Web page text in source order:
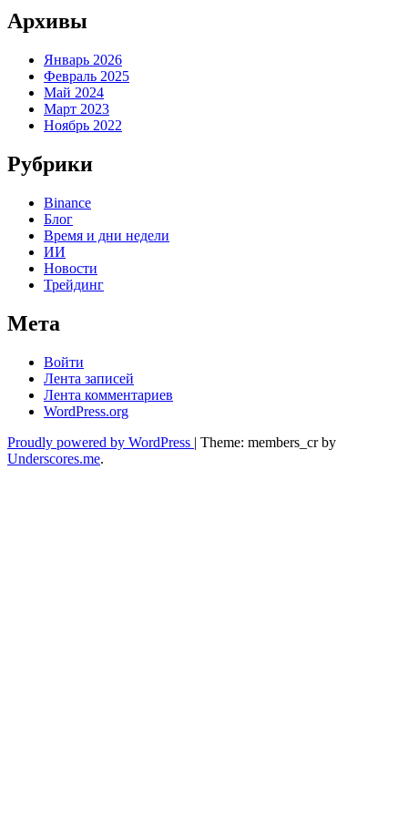
Архивы
Январь 2026
Февраль 2025
Май 2024
Март 2023
Ноябрь 2022
Рубрики
Binance
Блог
Время и дни недели
ИИ
Новости
Трейдинг
Мета
Войти
Лента записей
Лента комментариев
WordPress.org
Proudly powered by WordPress | Theme: members_cr by
Underscores.me.